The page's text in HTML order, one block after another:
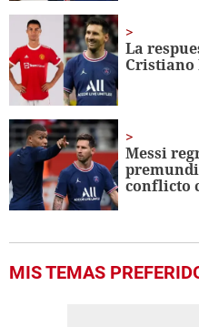
La
Cristiano
Messi
conflicto
MIS TEMAS